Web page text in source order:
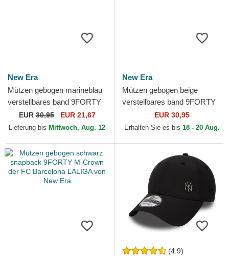
New Era
Mützen gebogen marineblau
verstellbares band 9FORTY
Diamond Era Essential der
New York Yankees...
EUR30,95 EUR 21,67
Lieferung bis Mittwoch, Aug. 12
New Era
Mützen gebogen beige
verstellbares band 9FORTY
Diamond Era der New York
Yankees MLB von New Era
EUR 30,95
Erhalten Sie es bis 18 - 20 Aug.
(4.9)